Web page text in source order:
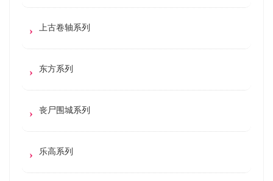
上古卷轴系列
东方系列
丧尸围城系列
乐高系列